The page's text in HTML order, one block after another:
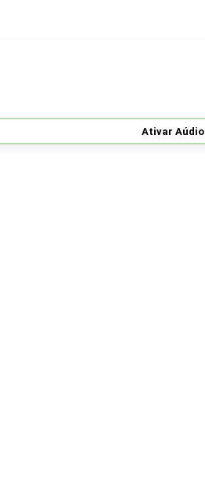
Ativar Aúdio